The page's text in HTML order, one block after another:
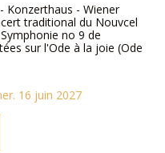
Konzerthaus - Wiener
traditional du Nouvcel
no 9 de
sur l'Ode à la joie (Ode
16 juin 2027